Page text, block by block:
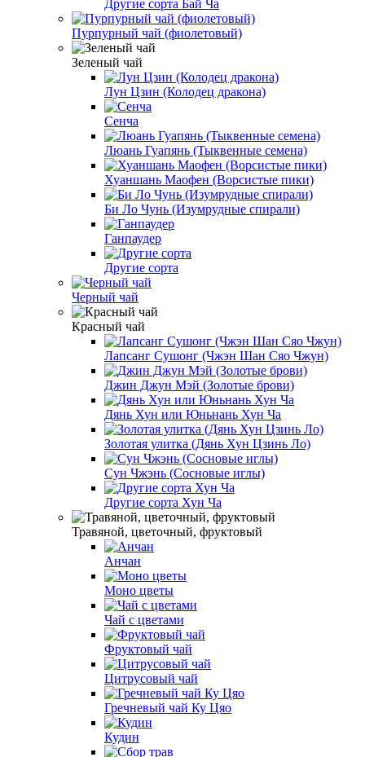
Другие сорта Бай Ча
Пурпурный чай (фиолетовый)
Зеленый чай
Лун Цзин (Колодец дракона)
Сенча
Люань Гуапянь (Тыквенные семена)
Хуаншань Маофен (Ворсистые пики)
Би Ло Чунь (Изумрудные спирали)
Ганпаудер
Другие сорта
Черный чай
Красный чай
Лапсанг Сушонг (Чжэн Шан Сяо Чжун)
Джин Джун Мэй (Золотые брови)
Дянь Хун или Юньнань Хун Ча
Золотая улитка (Дянь Хун Цзинь Ло)
Сун Чжэнь (Сосновые иглы)
Другие сорта Хун Ча
Травяной, цветочный, фруктовый
Анчан
Моно цветы
Чай с цветами
Фруктовый чай
Цитрусовый чай
Гречневый чай Ку Цяо
Кудин